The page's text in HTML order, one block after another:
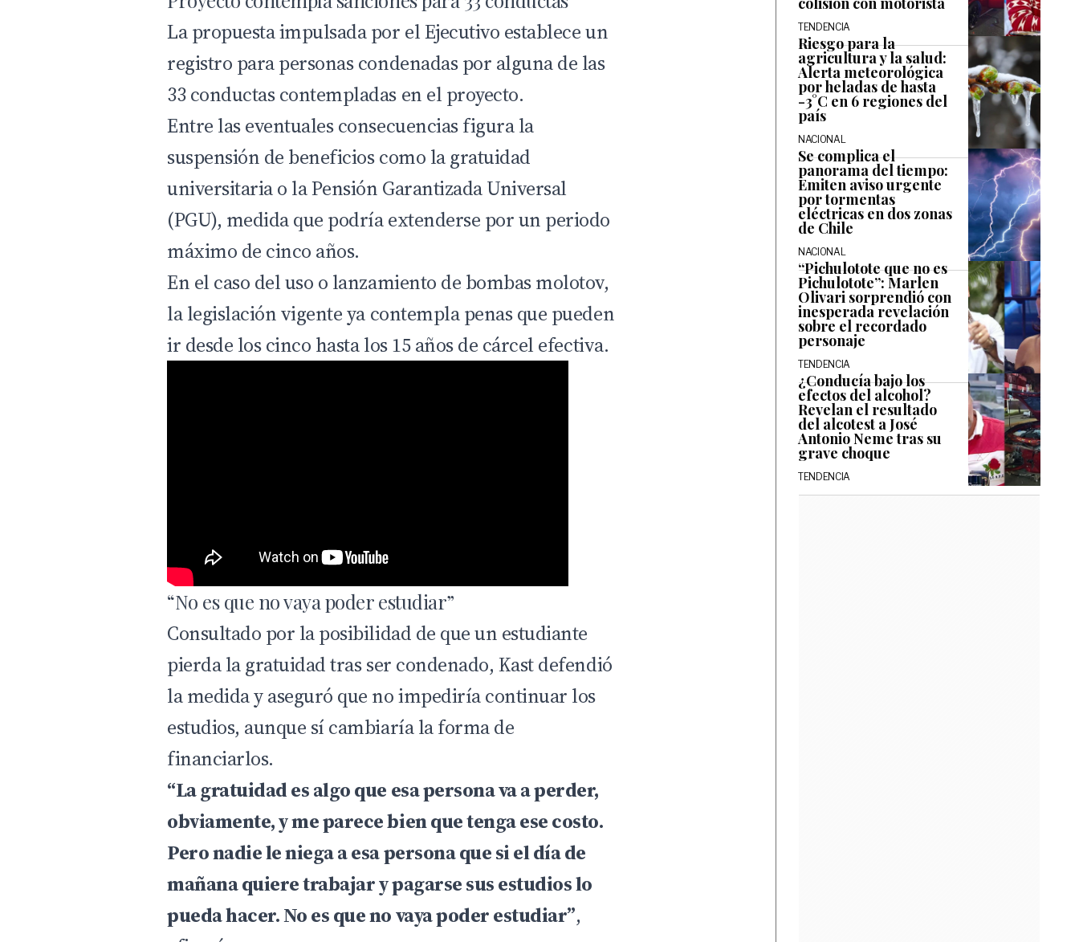
La propuesta impulsada por el Ejecutivo establece un
registro para personas condenadas por alguna de las
33 conductas contempladas en el proyecto.
Entre las eventuales consecuencias figura la
suspensión de beneficios como la gratuidad
universitaria o la Pensión Garantizada Universal
(PGU), medida que podría extenderse por un periodo
máximo de cinco años.
En el caso del uso o lanzamiento de bombas molotov,
la legislación vigente ya contempla penas que pueden
ir desde los cinco hasta los 15 años de cárcel efectiva.
“No es que no vaya poder estudiar”
Consultado por la posibilidad de que un estudiante
pierda la gratuidad tras ser condenado, Kast defendió
la medida y aseguró que no impediría continuar los
estudios, aunque sí cambiaría la forma de
financiarlos.
“La gratuidad es algo que esa persona va a perder,
obviamente, y me parece bien que tenga ese costo.
Pero nadie le niega a esa persona que si el día de
mañana quiere trabajar y pagarse sus estudios lo
pueda hacer. No es que no vaya poder estudiar”,
TENDENCIA
Riesgo para la
agricultura y la salud:
Alerta meteorológica
por heladas de hasta
-3°C en 6 regiones del
país
NACIONAL
Se complica el
panorama del tiempo:
Emiten aviso urgente
por tormentas
eléctricas en dos zonas
de Chile
NACIONAL
“Pichulotote que no es
Pichulotote”: Marlen
Olivari sorprendió con
inesperada revelación
sobre el recordado
personaje
TENDENCIA
¿Conducía bajo los
efectos del alcohol?
Revelan el resultado
del alcotest a José
Antonio Neme tras su
grave choque
TENDENCIA